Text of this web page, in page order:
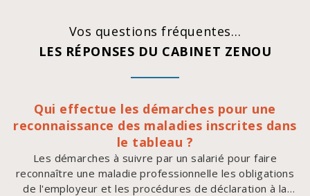
Vos questions fréquentes…
LES RÉPONSES DU CABINET ZENOU
Qui effectue les démarches pour une
reconnaissance des maladies inscrites dans
le tableau ?
Les démarches à suivre par un salarié pour faire
reconnaître une maladie professionnelle les obligations
de l'employeur et les procédures de déclaration à la